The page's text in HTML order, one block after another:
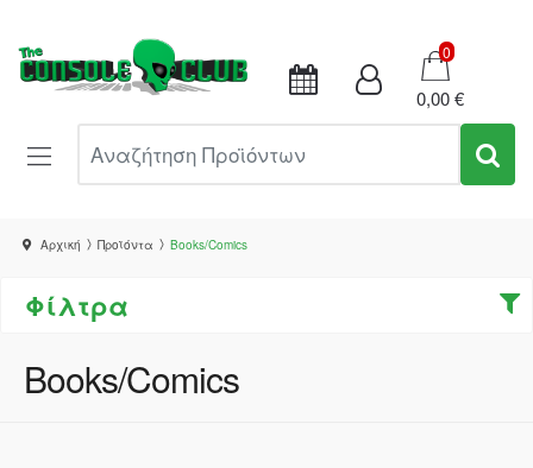
Καλάθι
0
0,00 €
Αρχική Προϊόντα Books/Comics
Φίλτρα
Books/Comics